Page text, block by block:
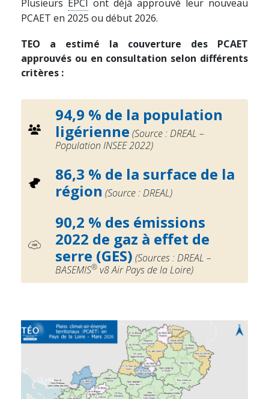
Plusieurs EPCI ont déjà approuvé leur nouveau
PCAET en 2025 ou début 2026.
TEO a estimé la couverture des PCAET
approuvés ou en consultation selon différents
critères :
94,9 % de la population
ligérienne (Source : DREAL –
Population INSEE 2022)
86,3 % de la surface de la
région (Source : DREAL)
90,2 % des émissions
2022 de gaz à effet de
serre (GES) (Sources : DREAL –
BASEMIS® v8 Air Pays de la Loire)